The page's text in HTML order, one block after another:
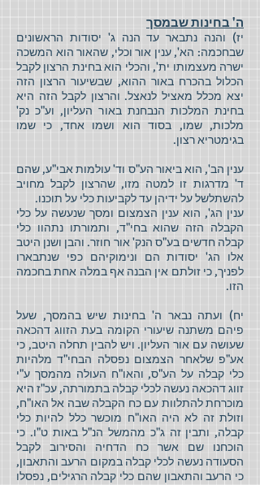
ה' בחינות שבמסך
יז) והנה נתבאר עד הנה ג' יסודות הראשונים
שבחכמה: הא', ענין אור וכלי, שהאור הוא המשכה
ישרה מעצמותו ית', והכלי הוא בחינת הרצון לקבל
הכלול בהכרח באור ההוא, שבשיעור הרצון הזה
יצא מכלל מאציל לנאצל. והרצון לקבל הזה היא
בחינת המלכות הנבחנת באור העליון, וע"כ נק'
מלכות, שמו, בסוד הוא ושמו אחד, כי שמו
בגימטריא רצון.
ענין הב', הוא ביאור הע"ס וד' עולמות אבי"ע, שהם
ד' מדרגות זו למטה מזו, שהרצון לקבל מחויב
להשתלשל על ידיהן עד לקביעות כלי על תוכנו.
ענין הג', הוא ענין הצמצום ומסך שנעשה על כלי
הקבלה הזה שהוא בחי"ד, ותמורתו נתהוו כלי
קבלה חדשים בע"ס הנק' אור חוזר. והבן ושנן היטב
אלו הג' יסודות הם ונימוקיהם כפי שנתבארו
לפניך, כי זולתם אין הבנה אף במלה אחת בחכמה
הזו.
יח) ועתה נבאר ה' בחינות שיש בהמסך, שעל
פיהם משתנה שיעורי הקומה בעת הזווג דהכאה
שעושה עם אור העליון. ויש להבין תחלה היטב, כי
אע"פ שלאחר הצמצום נפסלה הבחי"ד מלהיות
כלי קבלה על הע"ס, והאו"ח העולה מהמסך ע"י
זווג דהכאה נעשה לכלי קבלה בתמורתה, עכ"ז היא
מוכרחת להתלוות עם כח הקבלה שבה אל האו"ח,
וזולת זה לא היה האו"ח מוכשר כלל להיות כלי
קבלה, ותבין זה ג"כ מהמשל הנ"ל באות ט"ו. כי
הוכחנו שם אשר כח הדחיה והסירוב לקבל
הסעודה נעשה לכלי קבלה במקום הרעב והתאבון,
כי הרעב והתאבון שהם כלי קבלה הרגילים, נפסלו